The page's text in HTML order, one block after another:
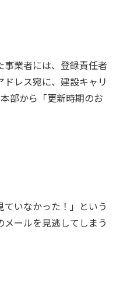
業者には、登録責任者
レス宛に、建設キャリ
部から「更新時期のお
ていなかった！」という
ールを見逃してしまう